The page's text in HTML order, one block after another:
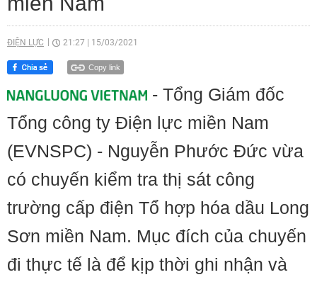
ĐIỆN LỰC 21:27 15/03/2021
Copy link
- Tổng Giám đốc
Tổng công ty Điện lực miền Nam
(EVNSPC) - Nguyễn Phước Đức vừa
có chuyến kiểm tra thị sát công
trường cấp điện Tổ hợp hóa dầu Long
Sơn miền Nam. Mục đích của chuyến
đi thực tế là để kịp thời ghi nhận và